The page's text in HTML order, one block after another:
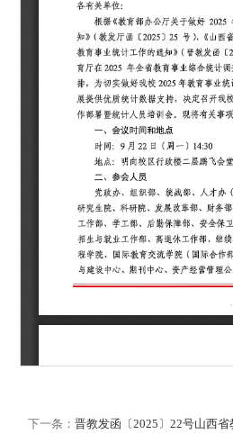
下一条： 晋教发函〔2025〕22号山西